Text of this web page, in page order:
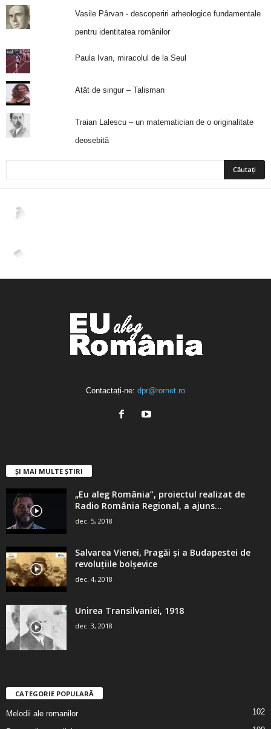
Vasile Pârvan - descoperiri arheologice fundamentale
pentru identitatea românilor
Paula Ivan, miracolul de la Seul
Atât de singur – Talisman
Traian Lalescu – un matematician de o originalitate
deosebită
2,265
4,400
Contactați-ne: dpr@rornet.ro
ȘI MAI MULTE ȘTIRI
„Eu aleg România”, proiectul realizat de
Radio România Regional, a ajuns...
dec. 5, 2018
Salvarea Vienei, Pragăi şi a Budapestei de
revoluţiile bolşevice
dec. 4, 2018
Unirea Transilvaniei, 1918
dec. 3, 2018
CATEGORIE POPULARĂ
Melodii ale romanilor 102